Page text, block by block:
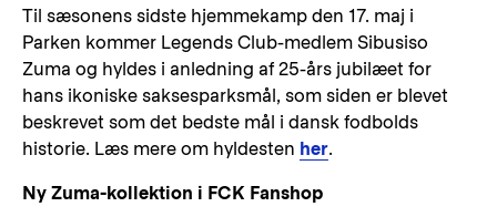
Til sæsonens sidste hjemmekamp den 17. maj i
Parken kommer Legends Club-medlem Sibusiso
Zuma og hyldes i anledning af 25-års jubilæet for
hans ikoniske saksesparksmål, som siden er blevet
beskrevet som det bedste mål i dansk fodbolds
historie. Læs mere om hyldesten her.
Ny Zuma-kollektion i FCK Fanshop